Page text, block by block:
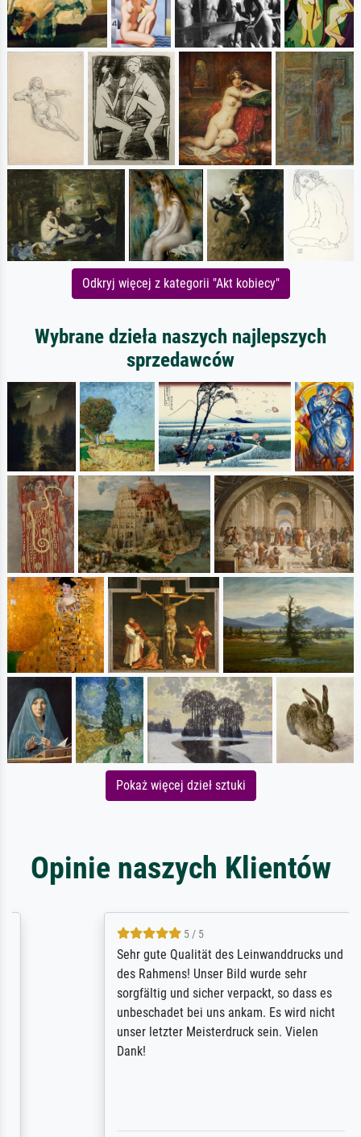
Odkryj więcej z kategorii "Akt kobiecy"
Wybrane dzieła naszych najlepszych
sprzedawców
Pokaż więcej dzieł sztuki
Opinie naszych Klientów
5 / 5
Sehr gute Qualität des Leinwanddrucks und
des Rahmens! Unser Bild wurde sehr
sorgfältig und sicher verpackt, so dass es
unbeschadet bei uns ankam. Es wird nicht
unser letzter Meisterdruck sein. Vielen